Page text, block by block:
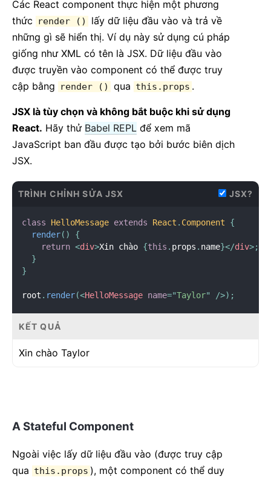
Các React component thực hiện một phương
thức
render ()
lấy dữ liệu đầu vào và trả về
những gì sẽ hiển thị. Ví dụ này sử dụng cú pháp
giống như XML có tên là JSX. Dữ liệu đầu vào
được truyền vào component có thể được truy
cập bằng
render () qua this.props .
JSX là tùy chọn và không bắt buộc khi sử dụng
React. Hãy thử Babel REPL để xem mã
JavaScript ban đầu được tạo bởi bước biên dịch
JSX.
TRÌNH CHỈNH SỬA JSX JSX?
class HelloMessage extends React . Component
{
render( )
{
return <div>Xin chào {this . props . name}</div>;
}
}
root . render(<HelloMessage name="Taylor" />) ;
KẾT QUẢ
Xin chào Taylor
A Stateful Component
Ngoài việc lấy dữ liệu đầu vào (được truy cập
qua this.props ), một component có thể duy